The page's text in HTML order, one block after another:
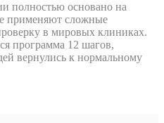
полностью основано на
применяют сложные
в мировых клиниках.
программа 12 шагов,
вернулись к нормальному